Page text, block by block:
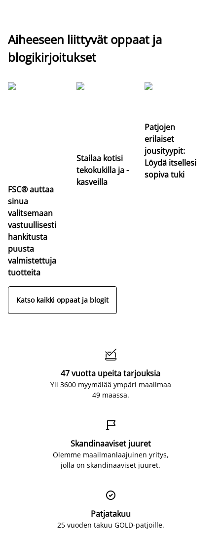
Aiheeseen liittyvät oppaat ja
blogikirjoitukset
FSC® auttaa
sinua
valitsemaan
vastuullisesti
hankitusta
puusta
valmistettuja
tuotteita
Stailaa kotisi
tekokukilla ja -
kasveilla
Patjojen
erilaiset
jousityypit:
Löydä itsellesi
sopiva tuki
Katso kaikki oppaat ja blogit

47 vuotta upeita tarjouksia
Yli 3600 myymälää ympäri maailmaa
49 maassa.

Skandinaaviset juuret
Olemme maailmanlaajuinen yritys,
jolla on skandinaaviset juuret.

Patjatakuu
25 vuoden takuu GOLD-patjoille.